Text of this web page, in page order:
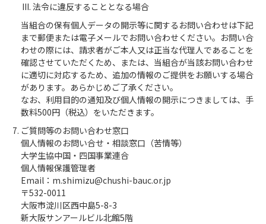
法令に違反することとなる場合
当組合の保有個人データの開示等に関するお問い合わせは下記
まで郵便または電子メールでお問い合わせください。お問い合
わせの際には、請求者がご本人又は正当な代理人であることを
確認させていただくため、または、当組合が当該お問い合わせ
に適切に対応するため、追加の情報のご提供をお願いする場合
があります。あらかじめご了承ください。
なお、利用目的の通知及び個人情報の開示につきましては、手
数料500円（税込）をいただきます。
ご質問等のお問い合わせ窓口
個人情報のお問い合せ・相談窓口（苦情等）
大学生協中国・四国事業連合
個人情報保護管理者
Email：m.shimizu@chushi-bauc.or.jp
〒532-0011
大阪市淀川区西中島5-8-3
新大阪サンアールビル北館5階